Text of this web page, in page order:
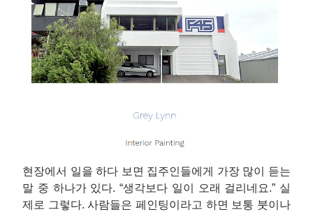
현장에서 일을 하다 보면 집주인들에게 가장 많이 듣는
말 중 하나가 있다. “생각보다 일이 오래 걸리네요.” 실
제로 그렇다. 사람들은 페인팅이라고 하면 보통 붓이나